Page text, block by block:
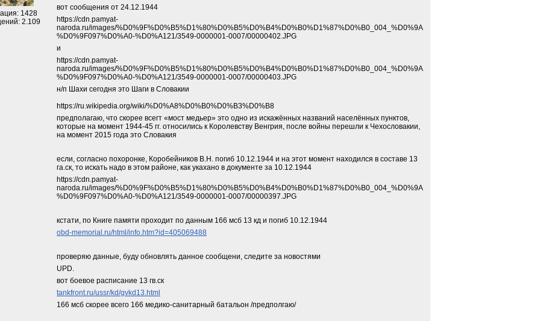
1428
2.109
вот сообщения от 24.12.1944
https://cdn.pamyat-
naroda.ru/images/%D0%9F%D0%B5%D1%80%D0%B5%D0%B4%D0%B0%D1%87%D0%B0_004_%D0%9A
%D0%9F097%D0%A0-%D0%A121/3549-0000001-0007/00000402.JPG
и
https://cdn.pamyat-
naroda.ru/images/%D0%9F%D0%B5%D1%80%D0%B5%D0%B4%D0%B0%D1%87%D0%B0_004_%D0%9A
%D0%9F097%D0%A0-%D0%A121/3549-0000001-0007/00000403.JPG
н/п Шахи сегодня это Шаги в Словакии
https://ru.wikipedia.org/wiki/%D0%A8%D0%B0%D0%B3%D0%B8
предполагаю, что скорее всегт «мост медьер» это одно из искажённых названий населённых пунктов,
которые на момент 1944-45 гг. относились к Королевству Венгрия, после войны перешли к Чехословакии,
на момент 2015 года это Словакия
если, согласно похоронке, Коробейников В.Н. погиб 10.12.1944 и на этот момент находился в составе 13
га.ск, то искать надо в этом районе, как укахано в документе за 10.12.1944
https://cdn.pamyat-
naroda.ru/images/%D0%9F%D0%B5%D1%80%D0%B5%D0%B4%D0%B0%D1%87%D0%B0_004_%D0%9A
%D0%9F097%D0%A0-%D0%A121/3549-0000001-0007/00000397.JPG
кстати, по Книге памяти проходит по данным 166 мсб 13 кд и погиб 10.12.1944
obd-memorial.ru/html/info.htm?id=405069488
проверяю данные, буду обновлять данное сообщени, следите за новостями
UPD.
вот боевое расписание 13 гв.ск
tankfront.ru/ussr/kd/gvkd13.html
166 мсб скорее всего 166 медико-санитарный батальон /предполгаю/